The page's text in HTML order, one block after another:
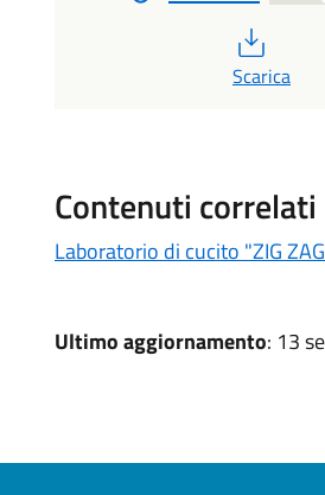
PDF
Scarica
Contenuti correlati
Laboratorio di cucito "ZIG
Ultimo aggiornamento: 13